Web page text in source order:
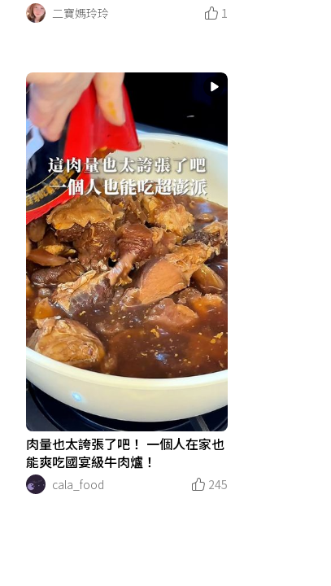
一起打開冰箱的救贖時光！✨
二寶媽玲玲 1
肉量也太誇張了吧！ 一個人在家也
能爽吃國宴級牛肉爐！
cala_food
245